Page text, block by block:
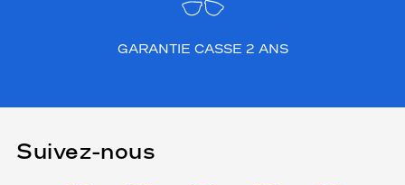
GARANTIE CASSE 2 ANS
Suivez-nous